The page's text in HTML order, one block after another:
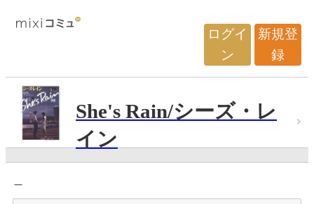
ログイ
ン
新規登
録
She's Rain/シーズ・レ
イン